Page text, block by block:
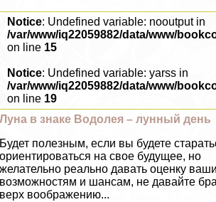
Notice: Undefined variable: nooutput in
/var/www/iq22059882/data/www/
on line 15
Notice: Undefined variable: yarss in
/var/www/iq22059882/data/www/
on line 19
Луна в знаке Водолея – лунный день
Будет полезным, если вы будете
ориентироваться на свое будущее, но
желательно реально давать оценку
возможностям и шансам, не давайте
верх воображению...